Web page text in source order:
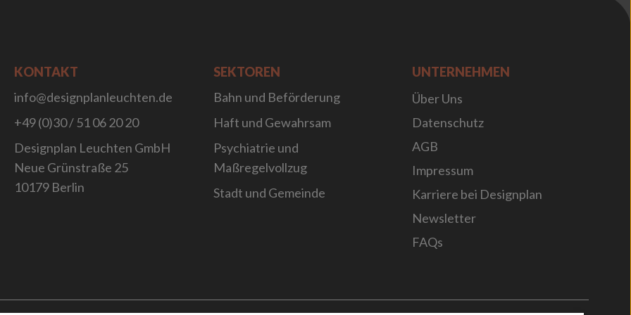
KONTAKT
info@designplanleuchten.de
+49 (0)30 / 51 06 20 20
Designplan Leuchten GmbH
Neue Grünstraße 25
10179 Berlin
SEKTOREN
Bahn und Beförderung
Haft und Gewahrsam
Psychiatrie und
Maßregelvollzug
Stadt und Gemeinde
UNTERNEHMEN
Über Uns
Datenschutz
AGB
Impressum
Karriere bei Designplan
Newsletter
FAQs